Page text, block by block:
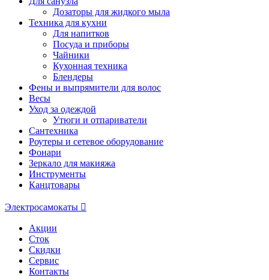
Дозаторы для жидкого мыла
Техника для кухни
Для напитков
Посуда и приборы
Чайники
Кухонная техника
Блендеры
Фены и выпрямители для волос
Весы
Уход за одеждой
Утюги и отпариватели
Сантехника
Роутеры и сетевое оборудование
Фонари
Зеркало для макияжа
Инструменты
Канцтовары
Электросамокаты
Акции
Сток
Скидки
Сервис
Контакты